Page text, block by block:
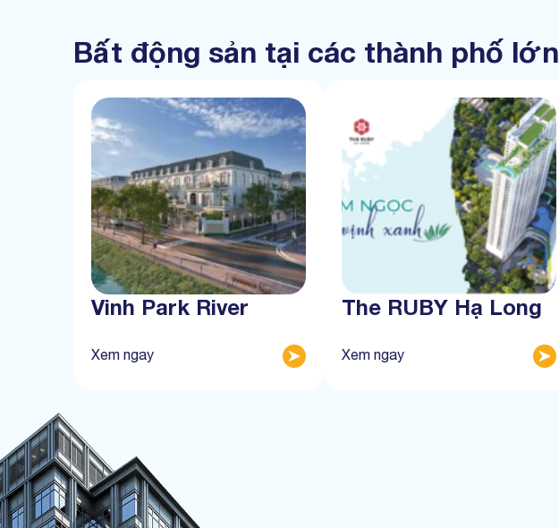
Bất động sản tại các thành phố lớn
Vinh Park River
Xem ngay
The RUBY Hạ Long
Xem ngay